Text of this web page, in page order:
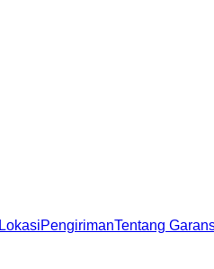
LokasiPengirimanTentang